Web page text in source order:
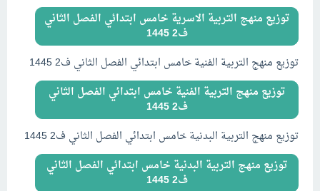
توزيع منهج التربية الاسرية خامس ابتدائي الفصل الثاني
ف2 1445
توزيع منهج التربية الفنية خامس ابتدائي الفصل الثاني ف2 1445
توزيع منهج التربية الفنية خامس ابتدائي الفصل الثاني
ف2 1445
توزيع منهج التربية البدنية خامس ابتدائي الفصل الثاني ف2 1445
توزيع منهج التربية البدنية خامس ابتدائي الفصل الثاني
ف2 1445